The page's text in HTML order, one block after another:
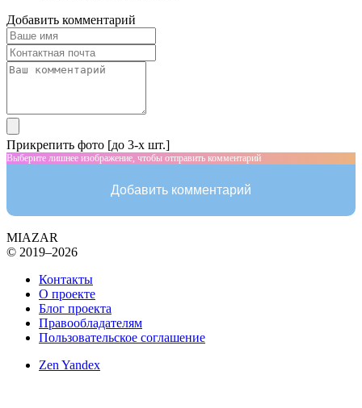
Добавить комментарий
Прикрепить фото [до 3-х шт.]
Выберите лишнее изображение, чтобы отправить комментарий
Добавить комментарий
MIAZAR
© 2019–2026
Контакты
О проекте
Блог проекта
Правообладателям
Пользовательское соглашение
Zen Yandex